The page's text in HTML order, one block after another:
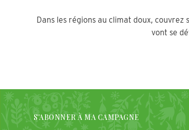
Dans les régions au climat doux, couvrez
vont se
S'ABONNER À MA CAMPAGNE